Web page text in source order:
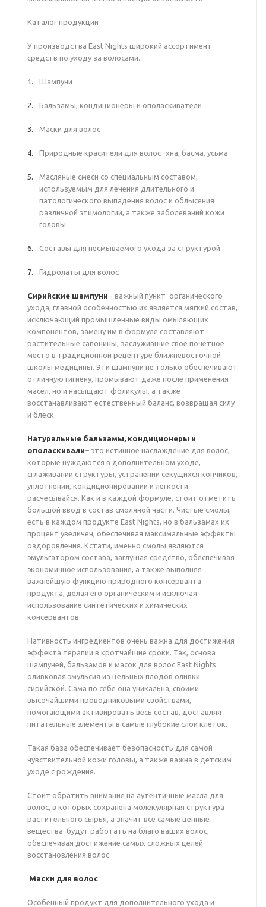
Каталог продукции
У производства East Nights широкий ассортимент
средств по уходу за волосами.
Шампуни
Бальзамы, кондиционеры и ополаскиватели
Маски для волос
Природные красители для волос -хна, басма, усьма
Масляные смеси со специальным составом,
используемым для лечения длительного и
патологического выпадения волос и облысения
различной этимологии, а также заболеваний кожи
головы
Составы для несмываемого ухода за структурой
Гидролаты для волос
Сирийские шампуни - важный пункт органического
ухода, главной особенностью их является мягкий состав,
исключающий промышленные виды омыляющих
компонентов, замену им в формуле составляют
растительные сапонины, заслужившие свое почетное
место в традиционной рецептуре ближневосточной
школы медицины. Эти шампуни не только обеспечивают
отличную гигиену, промывают даже после применения
масел, но и насыщают фоликулы, а также
восстанавливают естественный баланс, возвращая силу
и блеск.
Натуральные бальзамы, кондиционеры и
ополаскивали– это истинное наслаждение для волос,
которые нуждаются в дополнительном уходе,
сглаживании структуры, устранении секущихся кончиков,
уплотнении, кондиционировании и легкости
расчесывайся. Как и в каждой формуле, стоит отметить
большой ввод в состав смоляной части. Чистые смолы,
есть в каждом продукте East Nights, но в бальзамах их
процент увеличен, обеспечивая максимальные эффекты
оздоровления. Кстати, именно смолы являются
эмульгатором состава, заглушая средство, обеспечивая
экономичное использование, а также выполняя
важнейшую функцию природного консерванта
продукта, делая его органическим и исключая
использование синтетических и химических
консервантов.
Нативность ингредиентов очень важна для достижения
эффекта терапии в кротчайшие сроки. Так, основа
шампуней, бальзамов и масок для волос East Nights
оливковая эмульсия из цельных плодов оливки
сирийской. Сама по себе она уникальна, своими
высочайшими проводниковыми свойствами,
помогающими активировать весь состав, доставляя
питательные элементы в самые глубокие слои клеток.
Такая база обеспечивает безопасность для самой
чувствительной кожи головы, а также важна в детским
уходе с рождения.
Стоит обратить внимание на аутентичные масла для
волос, в которых сохранена молекулярная структура
растительного сырья, а значит все самые ценные
вещества будут работать на благо ваших волос,
обеспечивая достижение самых сложных целей
восстановления волос.
Маски для волос
Особенный продукт для дополнительного ухода и